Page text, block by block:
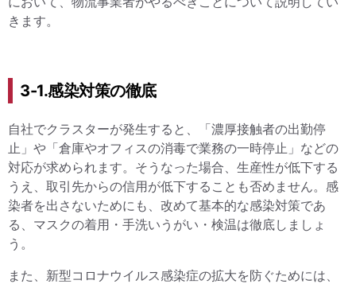
きます。
3-1.感染対策の徹底
自社でクラスターが発生すると、「濃厚接触者の出勤停
止」や「倉庫やオフィスの消毒で業務の一時停止」などの
対応が求められます。そうなった場合、生産性が低下する
うえ、取引先からの信用が低下することも否めません。感
染者を出さないためにも、改めて基本的な感染対策であ
る、マスクの着用・手洗いうがい・検温は徹底しましょ
う。
また、新型コロナウイルス感染症の拡大を防ぐためには、